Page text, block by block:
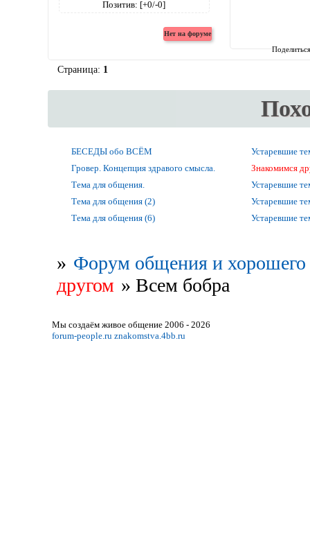
Позитив: [+0/-0]
Страница: 1
БЕСЕДЫ обо ВСЁМ
Устаревшие
Гровер. Концепция здравого смысла.
Знакомимся
Тема для общения.
Устаревшие
Тема для общения (2)
Устаревшие
Тема для общения (6)
Устаревшие
» Форум общения и хорошего
другом » Всем бобра
Мы создаём живое общение 2006 - 2026
forum-people.ru znakomstva.4bb.ru